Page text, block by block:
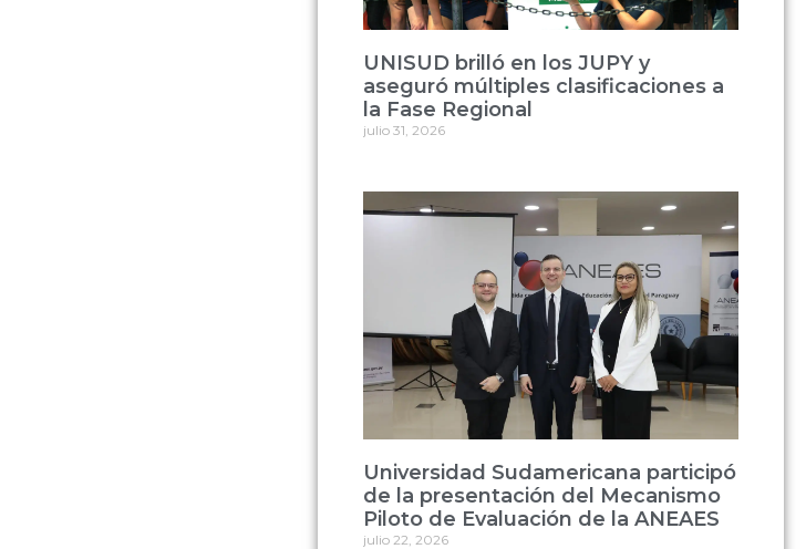
UNISUD brilló en los JUPY y
aseguró múltiples clasificaciones a
la Fase Regional
julio 31, 2026
Universidad Sudamericana participó
de la presentación del Mecanismo
Piloto de Evaluación de la ANEAES
julio 22, 2026